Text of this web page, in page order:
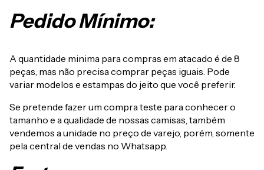
Pedido Mínimo:
A quantidade minima para compras em atacado é de 8
peças, mas não precisa comprar peças iguais. Pode
variar modelos e estampas do jeito que você preferir.
Se pretende fazer um compra teste para conhecer o
tamanho e a qualidade de nossas camisas, também
vendemos a unidade no preço de varejo, porém, somente
pela central de vendas no Whatsapp.